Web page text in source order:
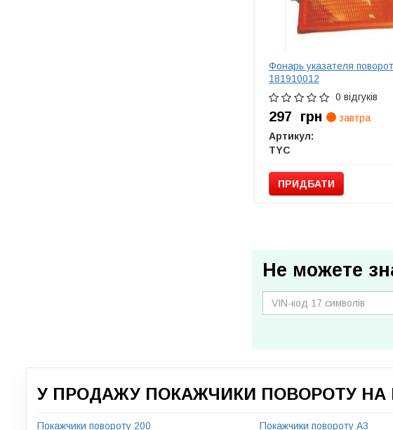
Фонарь указателя
181910012
0 відгуків
297 грн
завтра
Артикул:
TYC
ПРИДБАТИ
Не можете
У ПРОДАЖУ ПОКАЖЧИКИ ПОВОРОТУ НА
Покажчики повороту 200 Покажчики повороту A3